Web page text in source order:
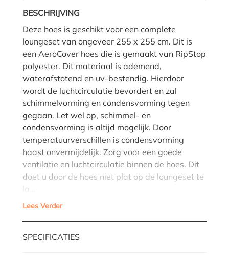
BESCHRIJVING
Deze hoes is geschikt voor een complete
loungeset van ongeveer 255 x 255 cm. Dit is
een AeroCover hoes die is gemaakt van RipStop
polyester. Dit materiaal is ademend,
waterafstotend en uv-bestendig. Hierdoor
wordt de luchtcirculatie bevordert en zal
schimmelvorming en condensvorming tegen
gegaan. Let wel op, schimmel- en
condensvorming is altijd mogelijk. Door
temperatuurverschillen is condensvorming
haast onvermijdelijk. Zorg voor een goede
ventilatie en luchtcirculatie binnen de hoes. Dit
doet u door de hoes niet plat op de loungeset te
la…
Lees Verder
SPECIFICATIES